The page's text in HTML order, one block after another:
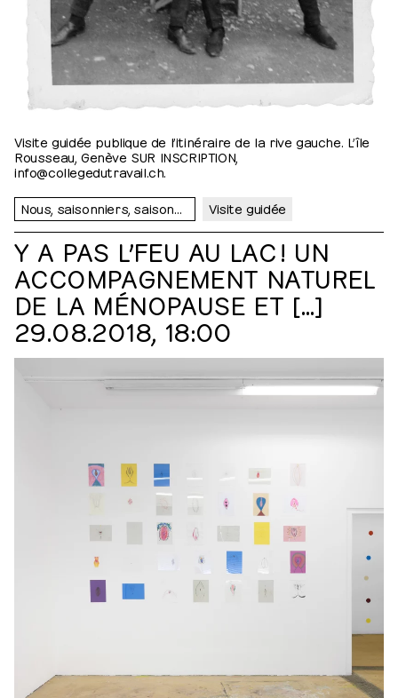
Visite guidée publique de l’itinéraire de la rive gauche. L’île
Rousseau, Genève SUR INSCRIPTION,
info@collegedutravail.ch.
Visite guidée
Y A PAS L’FEU AU LAC ! UN
ACCOMPAGNEMENT NATUREL
DE LA MÉNOPAUSE ET […]
29.08.2018, 18:00